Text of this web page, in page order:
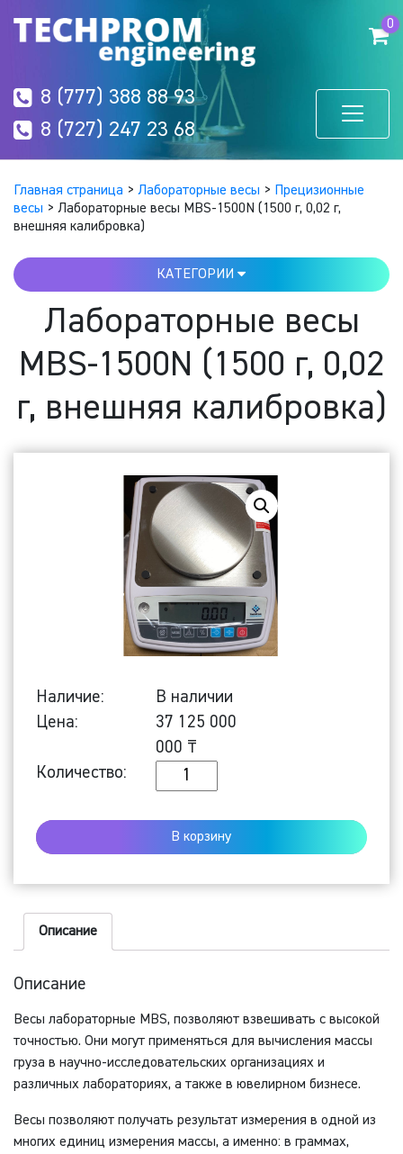
0
8 (777) 388 88 93
8 (727) 247 23 68
Главная страница > Лабораторные весы > Прецизионные
весы > Лабораторные весы MBS-1500N (1500 г, 0,02 г,
внешняя калибровка)
КАТЕГОРИИ
Лабораторные весы
MBS-1500N (1500 г, 0,02
г, внешняя калибровка)
Наличие:
В наличии
Цена:
37 125 000
000 ₸
Количество:
Количество
весы
0,02
калибровка)
В корзину
Описание
Описание
Весы лабораторные MBS, позволяют взвешивать с высокой
точностью. Они могут применяться для вычисления массы
груза в научно-исследовательских организациях и
различных лабораториях, а также в ювелирном бизнесе.
Весы позволяют получать результат измерения в одной из
многих единиц измерения массы, а именно: в граммах,